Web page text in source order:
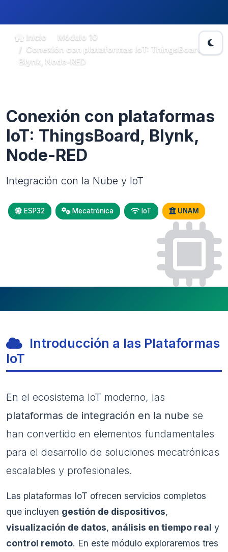
Inicio
Módulo 10
Conexión con plataformas IoT: ThingsBoard,
Blynk, Node-RED
Conexión con plataformas
IoT: ThingsBoard, Blynk,
Node-RED
Integración con la Nube y IoT
ESP32 Mecatrónica IoT UNAM
Introducción a las Plataformas
IoT
En el ecosistema IoT moderno, las
plataformas de integración en la nube se
han convertido en elementos fundamentales
para el desarrollo de soluciones mecatrónicas
escalables y profesionales.
Las plataformas IoT ofrecen servicios completos
que incluyen gestión de dispositivos,
visualización de datos, análisis en tiempo real y
control remoto. En este módulo exploraremos tres